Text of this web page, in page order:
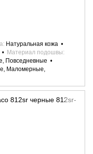
Натуральная кожа
Материал подошвы
Повседневные
Маломерные,